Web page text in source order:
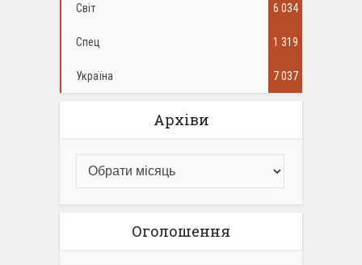
Світ 6 034
Спец 1 319
Україна 7 037
Архіви
Оголошення